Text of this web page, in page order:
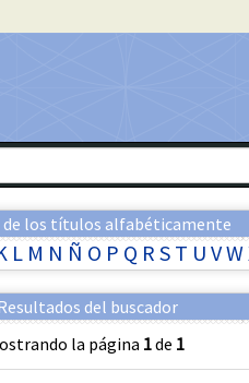
de los títulos alfabéticamente
L M N Ñ O P Q R S T U VW
del buscador
la página 1de 1